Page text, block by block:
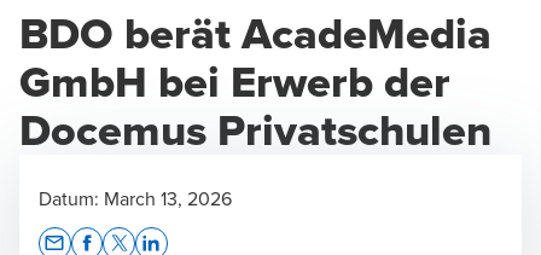
BDO berät AcadeMedia
GmbH bei Erwerb der
Docemus Privatschulen
Datum: March 13, 2026